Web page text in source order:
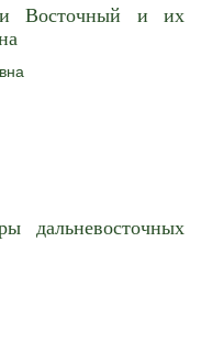
Восточный и их
дальневосточных